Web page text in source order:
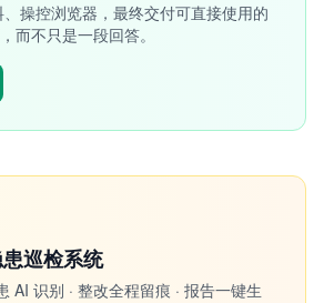
操控浏览器，最终交付可直接使用的
而不只是一段回答。
巡检系统
AI 识别 · 整改全程留痕 · 报告一键生